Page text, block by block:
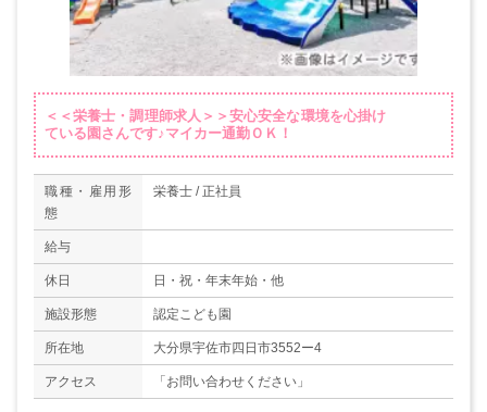
＜＜栄養士・調理師求人＞＞安心安全な環境を心掛け
ている園さんです♪マイカー通勤ＯＫ！
職種・雇用形
態
栄養士 / 正社員
給与
休日 日・祝・年末年始・他
施設形態 認定こども園
所在地 大分県宇佐市四日市3552ー4
アクセス 「お問い合わせください」